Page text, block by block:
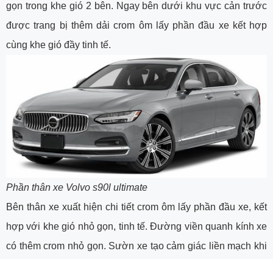
gọn trong khe gió 2 bên. Ngay bên dưới khu vực cản trước
được trang bị thêm dải crom ôm lấy phần đầu xe kết hợp
cùng khe gió đầy tinh tế.
Phần thân xe Volvo s90l ultimate
Bên thân xe xuất hiện chi tiết crom ôm lấy phần đầu xe, kết
hợp với khe gió nhỏ gọn, tinh tế. Đường viền quanh kính xe
có thêm crom nhỏ gọn. Sườn xe tạo cảm giác liền mạch khi